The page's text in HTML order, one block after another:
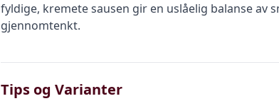
fyldige, kremete sausen gir en uslåelig balanse av
gjennomtenkt.
Tips og Varianter